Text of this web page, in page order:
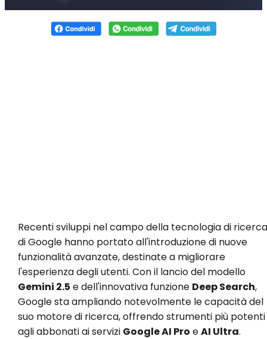
Recenti sviluppi nel campo della tecnologia di ricerca
di Google hanno portato all'introduzione di nuove
funzionalità avanzate, destinate a migliorare
l'esperienza degli utenti. Con il lancio del modello
Gemini 2.5 e dell'innovativa funzione Deep Search,
Google sta ampliando notevolmente le capacità del
suo motore di ricerca, offrendo strumenti più potenti
agli abbonati ai servizi Google AI Pro eAI Ultra.